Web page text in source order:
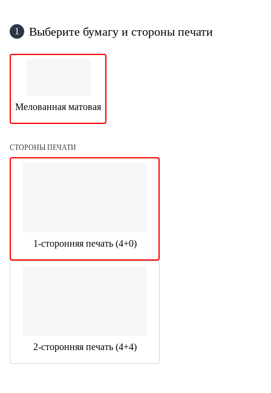
1 Выберите бумагу и стороны печати
Мелованная матовая
СТОРОНЫ ПЕЧАТИ
1-сторонняя печать (4+0)
2-сторонняя печать (4+4)